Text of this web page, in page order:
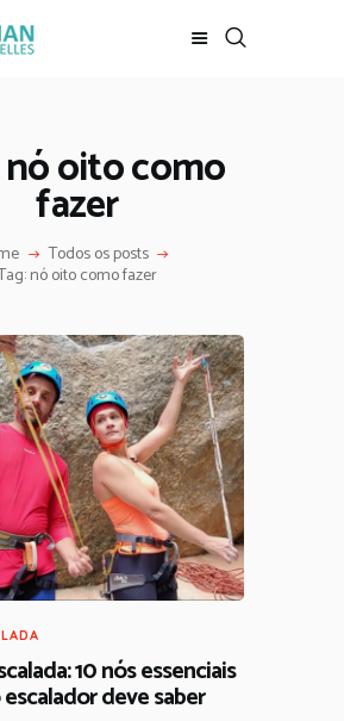
nó oito como
fazer
Todos os posts
nó oito como fazer
10 nós essenciais
deve saber